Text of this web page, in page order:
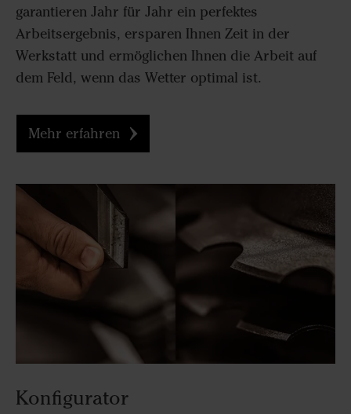
garantieren Jahr für Jahr ein perfektes
Arbeitsergebnis, ersparen Ihnen Zeit in der
Werkstatt und ermöglichen Ihnen die Arbeit auf
dem Feld, wenn das Wetter optimal ist.
Mehr erfahren
Konfigurator